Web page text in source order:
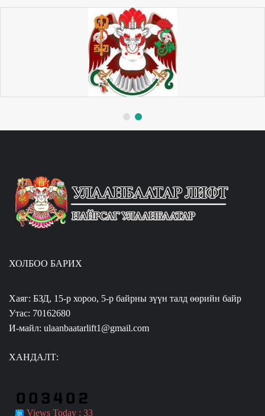
ХОЛБОО БАРИХ
Хаяг: БЗД, 15-р хороо, 5-р байрны зүүн талд өөрийн байр
Утас: 70162680
И-майл: ulaanbaatarlift1@gmail.com
ХАНДАЛТ:
Views Today : 33